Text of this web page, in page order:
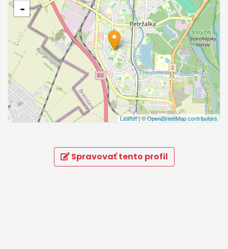
-
Leaflet|© OpenStreetMap contributors
Spravovať tento profil